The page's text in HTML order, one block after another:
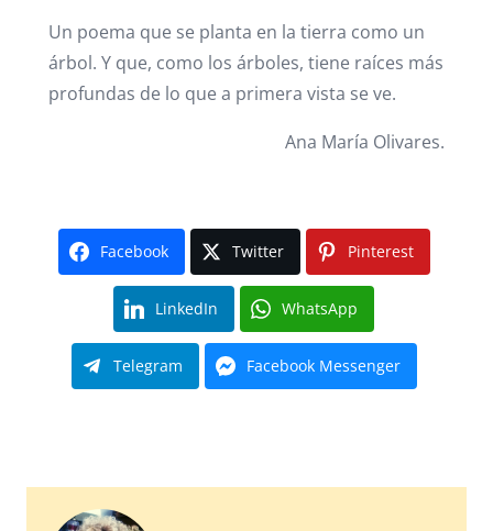
Un poema que se planta en la tierra como un
árbol. Y que, como los árboles, tiene raíces más
profundas de lo que a primera vista se ve.
Ana María Olivares.
Facebook Twitter Pinterest
LinkedIn WhatsApp
Telegram Facebook Messenger